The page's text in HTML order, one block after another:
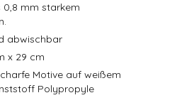
0,8 mm starkem
abwischbar
x 29 cm
Motive auf weißem
Polypropyle